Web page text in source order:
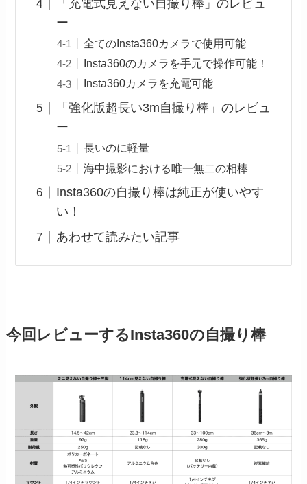
「充電式見えない自撮り棒」のレビュ
ー
全てのInsta360カメラで使用可能
Insta360のカメラを手元で操作可能！
Insta360カメラを充電可能
「強化版超長い3m自撮り棒」のレビュ
ー
長いのに軽量
海中撮影における唯一無二の相棒
Insta360の自撮り棒は純正が使いやす
い！
あわせて読みたい記事
今回レビューするInsta360の自撮り棒